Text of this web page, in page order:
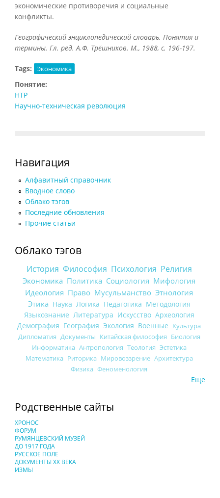
экономические противоречия и социальные
конфликты.
Географический энциклопедический словарь. Понятия и
термины. Гл. ред. А.Ф. Трёшников. М., 1988, с. 196-197.
Tags: Экономика
Понятие:
НТР
Научно-техническая революция
Навигация
Алфавитный справочник
Вводное слово
Облако тэгов
Последние обновления
Прочие статьи
Облако тэгов
История Философия Психология Религия
Экономика Политика Социология Мифология
Идеология Право Мусульманство Этнология
Этика Наука Логика Педагогика Методология
Языкознание Литература Искусство Археология
Демография География Экология Военные Культура
Дипломатия Документы Китайская философия Биология
Информатика Антропология Теология Эстетика
Математика Риторика Мировоззрение Архитектура
Физика Феноменология
Еще
Родственные сайты
ХРОНОС
ФОРУМ
РУМЯНЦЕВСКИЙ МУЗЕЙ
ДО 1917 ГОДА
РУССКОЕ ПОЛЕ
ДОКУМЕНТЫ XX ВЕКА
ИЗМЫ